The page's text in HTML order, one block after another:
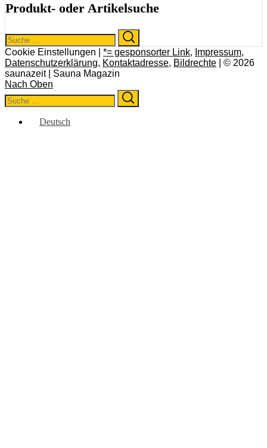
Produkt- oder Artikelsuche
Search
for:
Cookie Einstellungen | *= gesponsorter Link, Impressum,
Datenschutzerklärung, Kontaktadresse, Bildrechte | © 2026
saunazeit | Sauna Magazin
Nach Oben
Search
for:
Deutsch